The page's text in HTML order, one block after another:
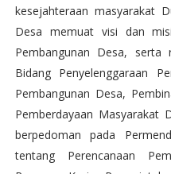
kesejahteraan masyarakat
Desa memuat visi dan
Pembangunan Desa, serta
Bidang Penyelenggaraan
Pembangunan Desa,
Pemberdayaan Masyarakat
berpedoman pada
tentang Perencanaan